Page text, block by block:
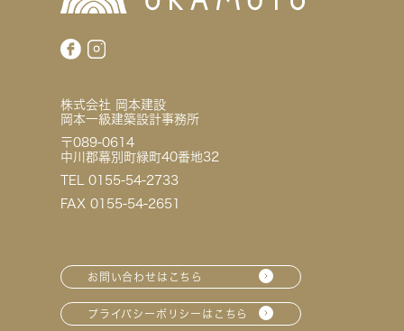
株式会社 岡本建設
岡本一級建築設計事務所
〒089-0614
中川郡幕別町緑町40番地32
TEL 0155-54-2733
FAX 0155-54-2651
お問い合わせはこちら
プライバシーポリシーはこちら